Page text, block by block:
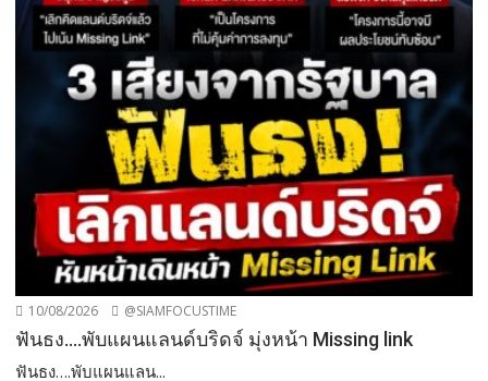
10/08/2026 @SIAMFOCUSTIME
ฟันธง….พับแผนแลนด์บริดจ์ มุ่งหน้า Missing link
ฟันธง….พับแผนแลน...